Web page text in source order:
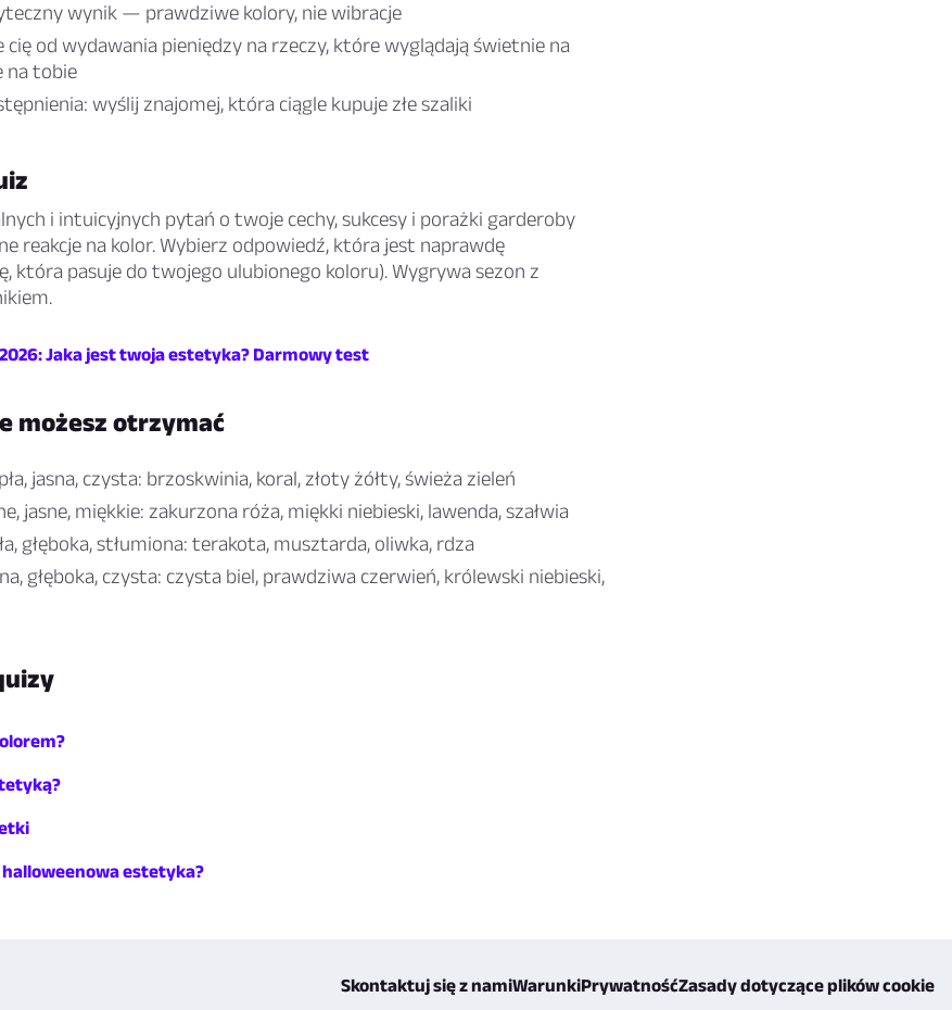
wynik — prawdziwe kolory, nie wibracje
od wydawania pieniędzy na rzeczy, które wyglądają świetnie na
na tobie
wyślij znajomej, która ciągle kupuje złe szaliki
i intuicyjnych pytań o twoje cechy, sukcesy i porażki garderoby
reakcje na kolor. Wybierz odpowiedź, która jest naprawdę
która pasuje do twojego ulubionego koloru). Wygrywa sezon z
Jaka jest twoja estetyka? Darmowy test
możesz otrzymać
jasna, czysta: brzoskwinia, koral, złoty żółty, świeża zieleń
jasne, miękkie: zakurzona róża, miękki niebieski, lawenda, szałwia
głęboka, stłumiona: terakota, musztarda, oliwka, rdza
głęboka, czysta: czysta biel, prawdziwa czerwień, królewski niebieski,
estetyka?
Skontaktuj się z namiWarunkiPrywatnośćZasady dotyczące plików cookie